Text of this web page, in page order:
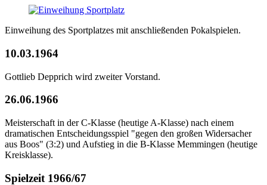
Einweihung des Sportplatzes mit anschließenden Pokalspielen.
10.03.1964
Gottlieb Depprich wird zweiter Vorstand.
26.06.1966
Meisterschaft in der C-Klasse (heutige A-Klasse) nach einem
dramatischen Entscheidungsspiel "gegen den großen Widersacher
aus Boos" (3:2) und Aufstieg in die B-Klasse Memmingen (heutige
Kreisklasse).
Spielzeit 1966/67